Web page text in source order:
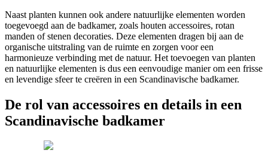
Naast planten kunnen ook andere natuurlijke elementen worden
toegevoegd aan de badkamer, zoals houten accessoires, rotan
manden of stenen decoraties. Deze elementen dragen bij aan de
organische uitstraling van de ruimte en zorgen voor een
harmonieuze verbinding met de natuur. Het toevoegen van planten
en natuurlijke elementen is dus een eenvoudige manier om een frisse
en levendige sfeer te creëren in een Scandinavische badkamer.
De rol van accessoires en details in een
Scandinavische badkamer